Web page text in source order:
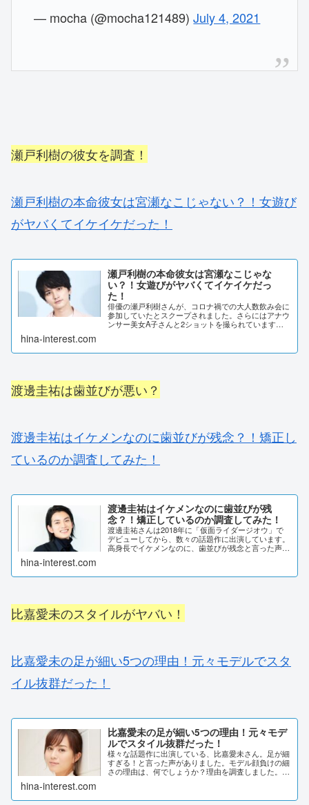
— mocha (@mocha121489)July 4, 2021
瀬戸利樹の彼女を調査！
瀬戸利樹の本命彼女は宮瀬なこじゃない？！女遊び
がヤバくてイケイケだった！
瀬戸利樹の本命彼女は宮瀬なこじゃな
い？！女遊びがヤバくてイケイケだっ
た！
俳優の瀬戸利樹さんが、コロナ禍での大人数飲み会に
参加していたとスクープされました。さらにはアナウ
ンサー美女A子さんと2ショットを撮られています。
本...
hina-interest.com
渡邊圭祐は歯並びが悪い？
渡邊圭祐はイケメンなのに歯並びが残念？！矯正し
ているのか調査してみた！
渡邊圭祐はイケメンなのに歯並びが残
念？！矯正しているのか調査してみた！
渡邊圭祐さんは2018年に「仮面ライダージオウ」で
デビューしてから、数々の話題作に出演しています。
高身長でイケメンなのに、歯並びが残念と言った声が
hina-interest.com
比嘉愛未のスタイルがヤバい！
比嘉愛未の足が細い5つの理由！元々モデルでスタ
イル抜群だった！
比嘉愛未の足が細い5つの理由！元々モデ
ルでスタイル抜群だった！
様々な話題作に出演している、比嘉愛未さん。足が細
すぎる！と言った声がありました。モデル顔負けの細
さの理由は、何でしょうか？理由を調査しました。比
い...
hina-interest.com